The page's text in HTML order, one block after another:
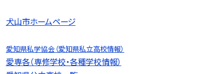
犬山市ホームページ
愛知県私学協会（愛知県私立高校情報）
愛専各（専修学校・各種学校情報）